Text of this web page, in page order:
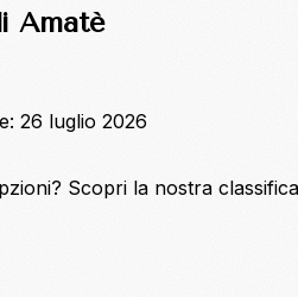
Amatè
26 luglio 2026
Scopri la nostra